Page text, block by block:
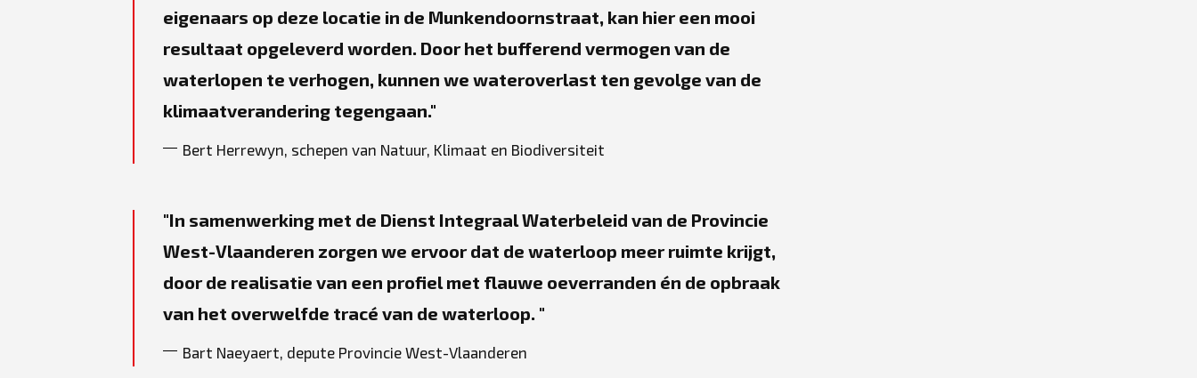
eigenaars op deze locatie in de Munkendoornstraat, kan hier een mooi
resultaat opgeleverd worden. Door het bufferend vermogen van de
waterlopen te verhogen, kunnen we wateroverlast ten gevolge van de
klimaatverandering tegengaan.
Bert Herrewyn, schepen van Natuur, Klimaat en Biodiversiteit
In samenwerking met de Dienst Integraal Waterbeleid van de Provincie
West-Vlaanderen zorgen we ervoor dat de waterloop meer ruimte krijgt,
door de realisatie van een profiel met flauwe oeverranden én de opbraak
van het overwelfde tracé van de waterloop.
Bart Naeyaert, depute Provincie West-Vlaanderen